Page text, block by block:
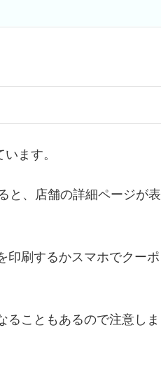
ます。
と、店舗の詳細ページが表
印刷するかスマホでクーポ
ることもあるので注意しま